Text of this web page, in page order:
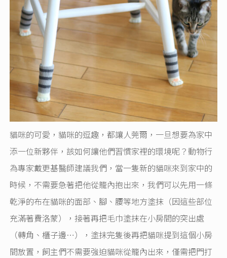
貓咪的可愛，貓咪的逗趣，都讓人莞爾，一旦想要為家中
添一位新夥伴，該如何讓他們習慣家裡的環境呢？動物行
為專家戴更基醫師建議我們，當一隻新的貓咪來到家中的
時候，不需要急著把他從籠內抱出來，我們可以先用一條
乾淨的布在貓咪的面部、腳、腰等地方塗抹（因這些部位
充滿著費洛蒙），接著再把毛巾塗抹在小房間的突出處
（轉角、櫃子邊…），塗抹完隻後再把貓咪提到這個小房
間放置，飼主們不需要強迫貓咪從籠內出來，僅需把門打